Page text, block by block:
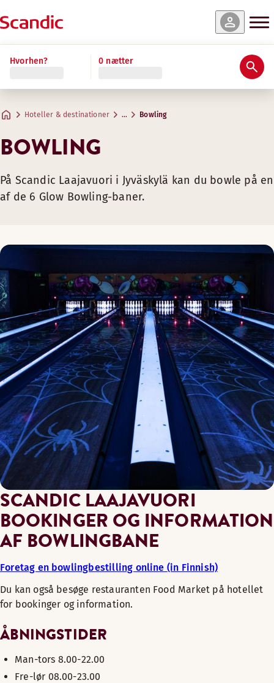
Hvorhen? 0 nætter
Hoteller & destinationer … Bowling
BOWLING
På Scandic Laajavuori i Jyväskylä kan du bowle på en
af de 6 Glow Bowling-baner.
SCANDIC LAAJAVUORI
BOOKINGER OG INFORMATION
AF BOWLINGBANE
Foretag en bowlingbestilling online (in Finnish)
Du kan også besøge restauranten Food Market på hotellet
for bookinger og information.
ÅBNINGSTIDER
Man-tors 8.00-22.00
Fre-lør 08.00-23.00